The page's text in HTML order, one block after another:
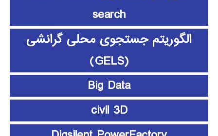
search
الگوریتم جستجوی محلی گرانشی
(GELS)
Big Data
civil 3D